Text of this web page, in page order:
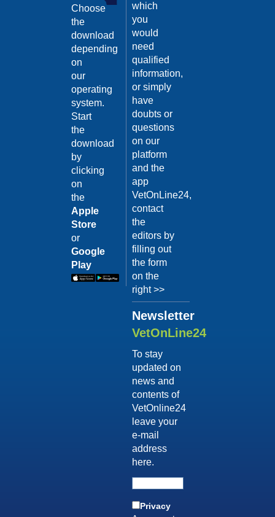
il video
Choose
the
download
depending
on
our
operating
system.
Start
the
download
by
clicking
on
the
Apple
Store
or
Google
Play
which
you
would
need
qualified
information,
or simply
have
doubts or
questions
on our
platform
and the
app
VetOnLine24,
contact
the
editors by
filling out
the form
on the
right >>
Newsletter
VetOnLine24
To stay
updated on
news and
contents of
VetOnline24
leave your
e-mail
address
here.
Privacy